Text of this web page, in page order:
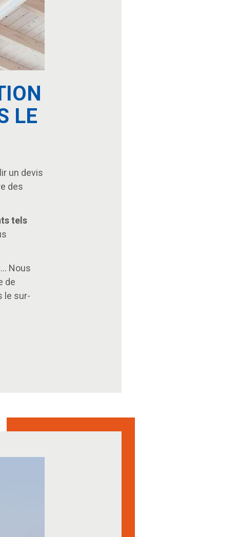
LE
un devis
des
tels
… Nous
de
le sur-